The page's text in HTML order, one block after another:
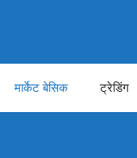
मार्केट बेसिक ट्रेडिंग